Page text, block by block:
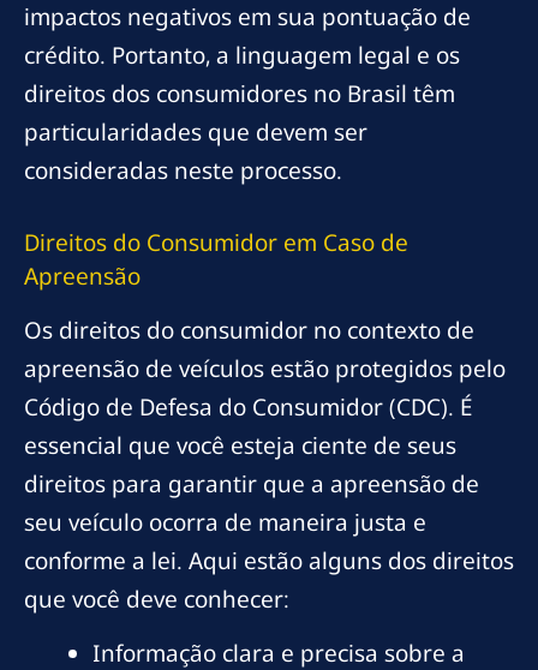
impactos negativos em sua pontuação de
crédito. Portanto, a linguagem legal e os
direitos dos consumidores no Brasil têm
particularidades que devem ser
consideradas neste processo.
Direitos do Consumidor em Caso de
Apreensão
Os direitos do consumidor no contexto de
apreensão de veículos estão protegidos pelo
Código de Defesa do Consumidor (CDC). É
essencial que você esteja ciente de seus
direitos para garantir que a apreensão de
seu veículo ocorra de maneira justa e
conforme a lei. Aqui estão alguns dos direitos
que você deve conhecer:
Informação clara e precisa sobre a